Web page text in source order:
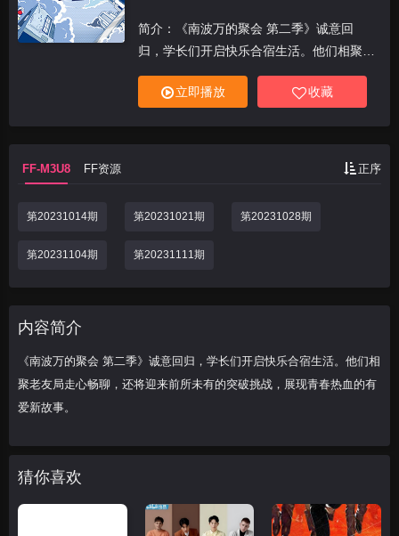
简介：《南波万的聚会 第二季》诚意回
归，学长们开启快乐合宿生活。他们相聚老
友局走心畅聊，还将迎来前所未有的突破挑
战，展现青春热血的有爱新故事。
立即播放 收藏
FF-M3U8 FF资源 正序
第20231014期 第20231021期 第20231028期
第20231104期 第20231111期
内容简介
《南波万的聚会 第二季》诚意回归，学长们开启快乐合宿生活。他们相
聚老友局走心畅聊，还将迎来前所未有的突破挑战，展现青春热血的有
爱新故事。
猜你喜欢